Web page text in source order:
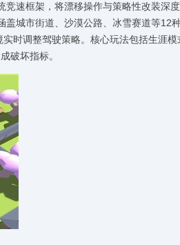
速框架，将漂移操作与策略性改装深
城市街道、沙漠公路、冰雪赛道等12
时调整驾驶策略。核心玩法包括生涯
破坏指标。